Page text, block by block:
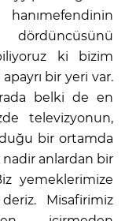
ki bizim
bir yeri var.
belki de en
televizyonun,
bir ortamda
nadir anlardan bir
yemeklerimize
Misafirimiz